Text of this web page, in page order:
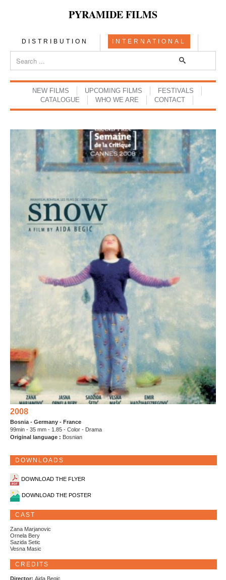
PYRAMIDE FILMS
DISTRIBUTION INTERNATIONAL
NEW FILMS UPCOMING FILMS
FESTIVALS
CATALOGUE
WHO WE ARE CONTACT
2008
Bosnia - Germany - France
99min - 35 mm - 1.85 - Color - Drama
Original language : Bosnian
DOWNLOADS
DOWNLOAD THE FLYER
DOWNLOAD THE POSTER
CAST
Zana Marjanovic
Ornela Bery
Sazida Setic
Vesna Masic
CREDITS
Director: Aida Begic